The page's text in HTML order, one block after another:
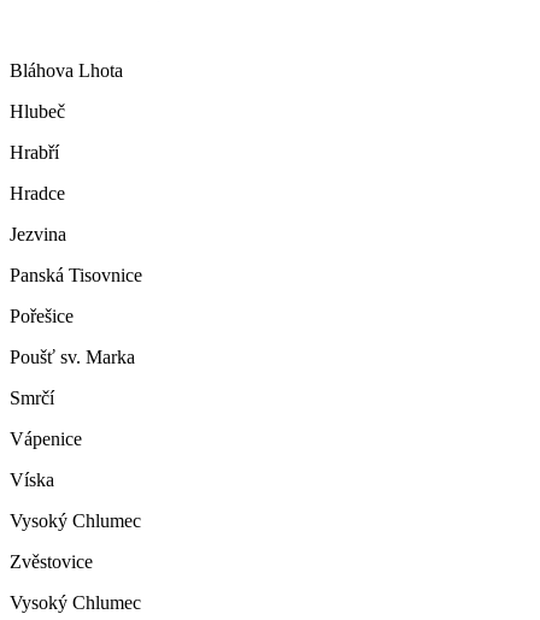
Bláhova Lhota
Hlubeč
Hrabří
Hradce
Jezvina
Panská Tisovnice
Pořešice
Poušť sv. Marka
Smrčí
Vápenice
Víska
Vysoký Chlumec
Zvěstovice
Vysoký Chlumec